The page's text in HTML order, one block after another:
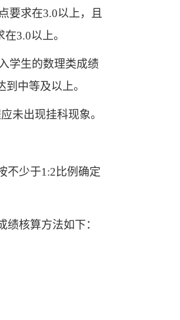
要求在3.0以上，
且
在3.0以上。
学生的数理类成绩
中等及以上。
未出现挂科现象。
不少于1:2比例确定
核算方法如下：